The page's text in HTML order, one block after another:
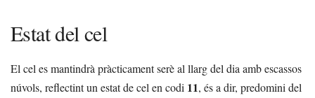
Estat del cel
El cel es mantindrà pràcticament serè al llarg del dia amb escassos
núvols, reflectint un estat de cel en codi 11, és a dir, predomini del